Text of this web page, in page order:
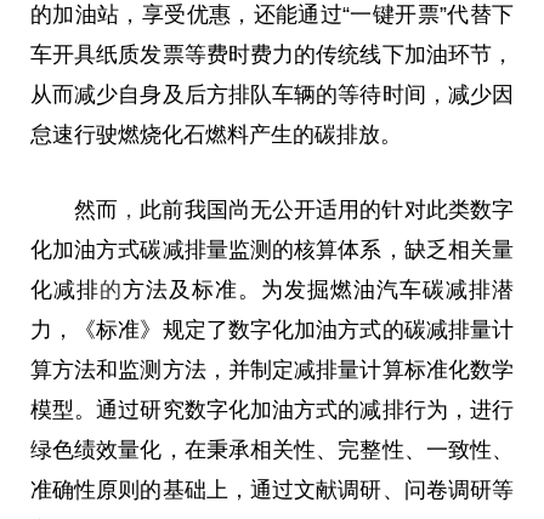
的加油站，享受优惠，还能通过“一键开票”代替下
车开具纸质发票等费时费力的传统线下加油环节，
从而减少自身及后方排队车辆的等待时间，减少因
怠速行驶燃烧化石燃料产生的碳排放。
然而 ， 此前我国尚无公开适用的针对此类数字
化加油方式碳减排量监测的核算体系，缺乏相关量
化减排的方法及标准。为发掘燃油汽车碳减排潜
力，《标准》规定了数字化加油方式的碳减排量计
算方法和监测方法，并制定减排量计算标准化数学
模型。通过研究数字化加油方式的减排行为，进行
绿色绩效量化，在秉承相关性、完整性、一致性、
准确性原则的基础上，通过文献调研、问卷调研等